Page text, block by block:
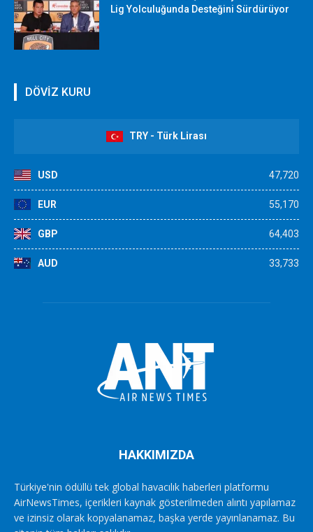
Lig Yolculuğunda Desteğini Sürdürüyor
DÖVİZ KURU
TRY - Türk Lirası
USD 47,720
EUR 55,170
GBP 64,403
AUD 33,733
HAKKIMIZDA
Türkiye'nin ödüllü tek global havacılık haberleri platformu
AirNewsTimes, içerikleri kaynak gösterilmeden alıntı yapılamaz
ve izinsiz olarak kopyalanamaz, başka yerde yayınlanamaz. Bu